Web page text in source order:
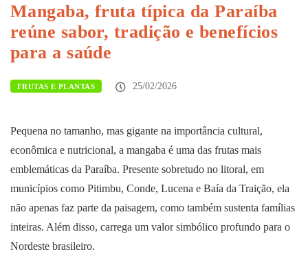
Mangaba, fruta típica da Paraíba
reúne sabor, tradição e benefícios
para a saúde
FRUTAS E PLANTAS 25/02/2026
Pequena no tamanho, mas gigante na importância cultural,
econômica e nutricional, a mangaba é uma das frutas mais
emblemáticas da Paraíba. Presente sobretudo no litoral, em
municípios como Pitimbu, Conde, Lucena e Baía da Traição, ela
não apenas faz parte da paisagem, como também sustenta famílias
inteiras. Além disso, carrega um valor simbólico profundo para o
Nordeste brasileiro.